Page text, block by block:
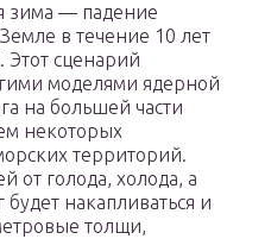
зима — падение
в течение 10 лет
Этот сценарий
моделями ядерной
на большей части
некоторых
территорий.
от голода, холода, а
будет накапливаться и
толщи,